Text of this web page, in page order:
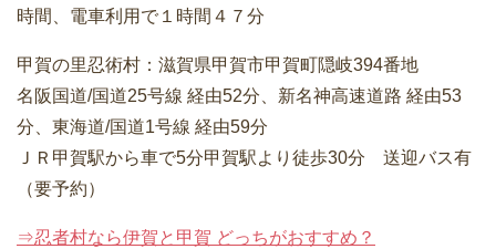
時間、電車利用で１時間４７分
甲賀の里忍術村：滋賀県甲賀市甲賀町隠岐394番地
名阪国道/国道25号線 経由52分、新名神高速道路 経由53
分、東海道/国道1号線 経由59分
ＪＲ甲賀駅から車で5分甲賀駅より徒歩30分 送迎バス有
（要予約）
⇒忍者村なら伊賀と甲賀 どっちがおすすめ？